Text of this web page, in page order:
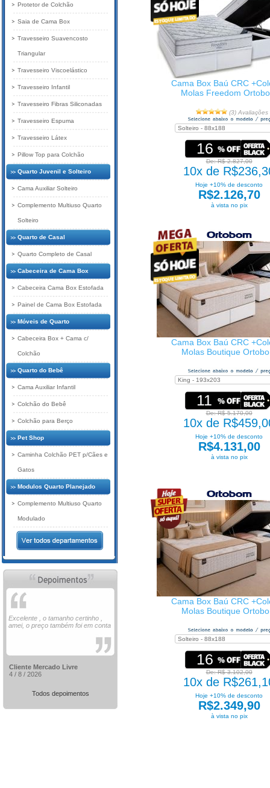
Cama Box Baú CRC
Molas Freedom
(3) Avaliações
16
De: R$ 2.827,00
10x de
Hoje +10% de desconto
R$2.126,70
à vista no pix
Cama Box Baú CRC
Molas Boutique
11
De: R$ 5.170,00
10x de
Hoje +10% de desconto
R$4.131,00
à vista no pix
Cama Box Baú CRC
Molas Boutique
16
De: R$ 3.102,00
10x de
Hoje +10% de desconto
R$2.349,90
à vista no pix
Protetor de Colchão
Saia de Cama Box
Travesseiro Suavencosto
Triangular
Travesseiro Viscoelástico
Travesseiro Infantil
Travesseiro Fibras Siliconadas
Travesseiro Espuma
Travesseiro Látex
Pillow Top para Colchão
Quarto Juvenil e Solteiro
Cama Auxiliar Solteiro
Complemento Multiuso Quarto
Solteiro
Quarto de Casal
Quarto Completo de Casal
Cabeceira de Cama Box
Cabeceira Cama Box Estofada
Painel de Cama Box Estofada
Móveis de Quarto
Cabeceira Box + Cama c/
Colchão
Quarto do Bebê
Cama Auxiliar Infantil
Colchão do Bebê
Colchão para Berço
Pet Shop
Caminha Colchão PET p/Cães e
Gatos
Modulos Quarto Planejado
Complemento Multiuso Quarto
Modulado
Excelente , o tamanho certinho ,
amei, o preço também foi em conta
Cliente Mercado Livre
4 / 8 / 2026
Todos depoimentos